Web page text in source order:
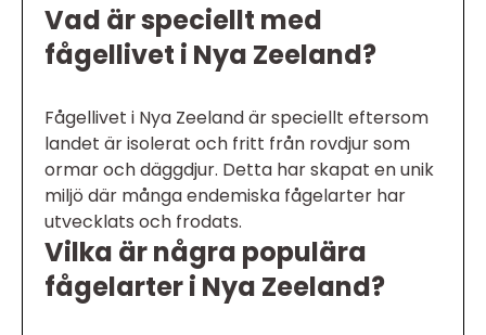
Vad är speciellt med
fågellivet i Nya Zeeland?
Fågellivet i Nya Zeeland är speciellt eftersom
landet är isolerat och fritt från rovdjur som
ormar och däggdjur. Detta har skapat en unik
miljö där många endemiska fågelarter har
utvecklats och frodats.
Vilka är några populära
fågelarter i Nya Zeeland?